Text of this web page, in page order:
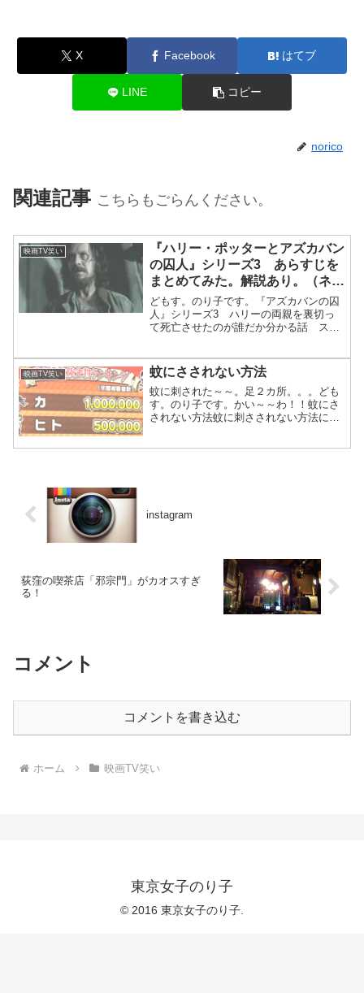
X Facebook はてブ
LINE コピー
norico
関連記事 こちらもごらんください。
映画TV笑い
『ハリー・ポッターとアズカバン
の囚人』シリーズ3 あらすじを
まとめてみた。解説あり。（ネタ
バレ）
どもす。のり子です。『アズカバンの囚
人』シリーズ3 ハリーの両親を裏切っ
て死亡させたのが誰だか分かる話 スト
やってる～～。ってわけで、まとめまし
た。ハリーがちょっと...
映画TV笑い 蚊にさされない方法
蚊に刺された～～。足２カ所。。。ども
す。のり子です。かい～～わ！！蚊にさ
されない方法蚊に刺さされない方法につ
instagram
荻窪の喫茶店「邪宗門」がカオスすぎ
る！
コメント
コメントを書き込む
ホーム 映画TV笑い
東京女子のり子
© 2016 東京女子のり子.